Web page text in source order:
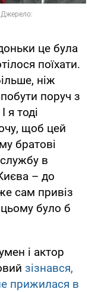
це була
поїхати.
ніж
поруч з
я тоді
щоб цей
братові
в
– до
сам привіз
було б
і актор
зізнався,
прижилася в